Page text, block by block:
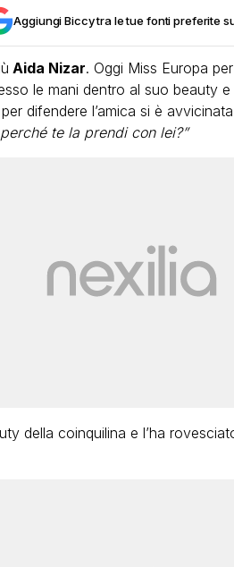
Aggiungi Biccy tra le tue fonti preferite
Aida Nizar. Oggi Miss Europa
le mani dentro al suo beauty e
difendere l’amica si è
te la prendi con lei?”
della coinquilina e l’ha